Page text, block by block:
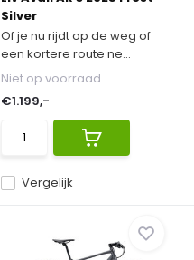
Silver
Of je nu rijdt op de weg of
een kortere route ne...
Vergelijk
Niet op voorraad
€1.199,-